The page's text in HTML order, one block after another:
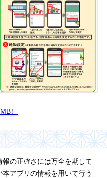
）
の正確さには万全を期して
アプリの情報を用いて行う